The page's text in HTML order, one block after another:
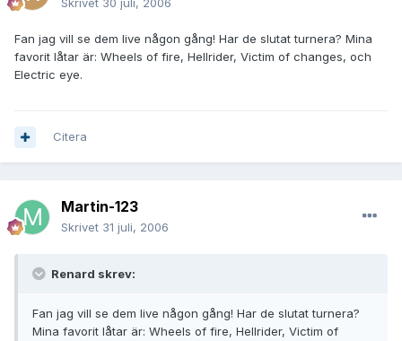
Skrivet 30 juli, 2006
Fan jag vill se dem live någon gång! Har de slutat turnera? Mina
favorit låtar är: Wheels of fire, Hellrider, Victim of changes, och
Electric eye.
Citera
Martin-123
Skrivet 31 juli, 2006
Renard skrev:
Fan jag vill se dem live någon gång! Har de slutat turnera?
Mina favorit låtar är: Wheels of fire, Hellrider, Victim of